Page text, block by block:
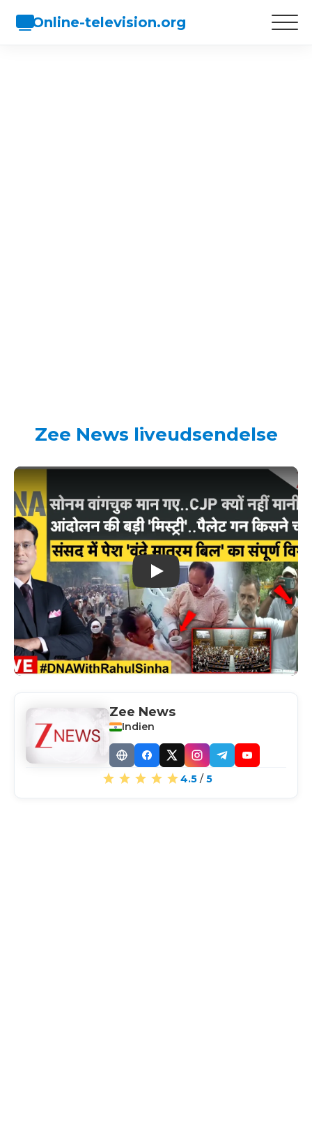
Online-television.org
Zee News liveudsendelse
Play
Zee News
Indien
WebsiteFacebook
X Instagram
TelegramYouTube
4.5/ 5